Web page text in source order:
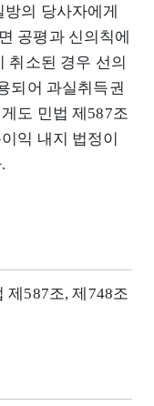
의 당사자에게
공평과 신의칙에
취소된 경우 선의
되어 과실취득권
도 민법 제587조
익 내지 법정이
제587조, 제748조